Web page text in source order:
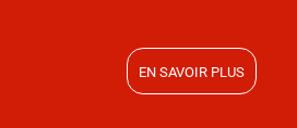
EN SAVOIR PLUS